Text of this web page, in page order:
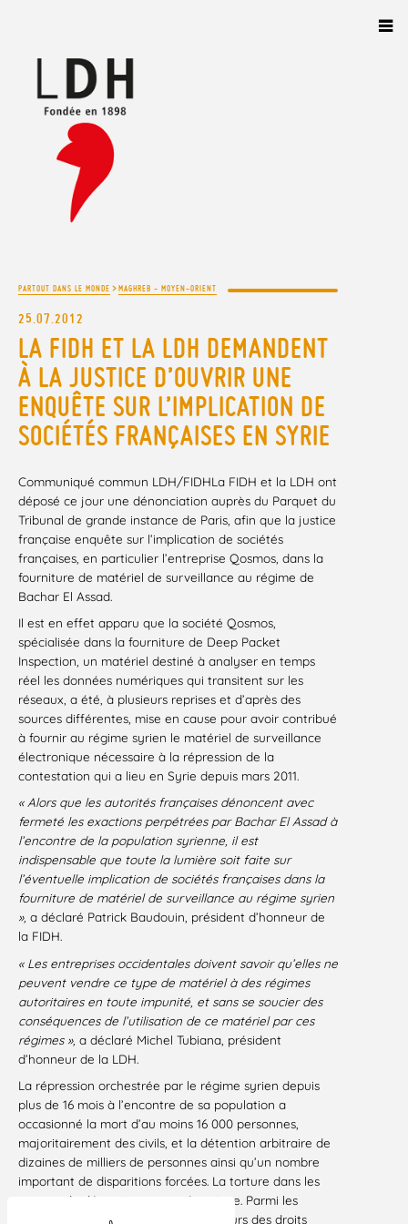
PARTOUT DANS LE MONDE >MAGHREB - MOYEN-ORIENT
25.07.2012
LA FIDH ET LA LDH DEMANDENT
À LA JUSTICE D’OUVRIR UNE
ENQUÊTE SUR L’IMPLICATION DE
SOCIÉTÉS FRANÇAISES EN SYRIE
Communiqué commun LDH/FIDHLa FIDH et la LDH ont
déposé ce jour une dénonciation auprès du Parquet du
Tribunal de grande instance de Paris, afin que la justice
française enquête sur l’implication de sociétés
françaises, en particulier l’entreprise Qosmos, dans la
fourniture de matériel de surveillance au régime de
Bachar El Assad.
Il est en effet apparu que la société Qosmos,
spécialisée dans la fourniture de Deep Packet
Inspection, un matériel destiné à analyser en temps
réel les données numériques qui transitent sur les
réseaux, a été, à plusieurs reprises et d’après des
sources différentes, mise en cause pour avoir contribué
à fournir au régime syrien le matériel de surveillance
électronique nécessaire à la répression de la
contestation qui a lieu en Syrie depuis mars 2011.
« Alors que les autorités françaises dénoncent avec
fermeté les exactions perpétrées par Bachar El Assad à
l’encontre de la population syrienne, il est
indispensable que toute la lumière soit faite sur
l’éventuelle implication de sociétés françaises dans la
fourniture de matériel de surveillance au régime syrien
», a déclaré Patrick Baudouin, président d’honneur de
la FIDH.
« Les entreprises occidentales doivent savoir qu’elles ne
peuvent vendre ce type de matériel à des régimes
autoritaires en toute impunité, et sans se soucier des
conséquences de l’utilisation de ce matériel par ces
régimes », a déclaré Michel Tubiana, président
d’honneur de la LDH.
La répression orchestrée par le régime syrien depuis
plus de 16 mois à l’encontre de sa population a
occasionné la mort d’au moins 16 000 personnes,
majoritairement des civils, et la détention arbitraire de
dizaines de milliers de personnes ainsi qu’un nombre
important de disparitions forcées. La torture dans les
centres de détention est systématique. Parmi les
victimes de la répression, les défenseurs des droits